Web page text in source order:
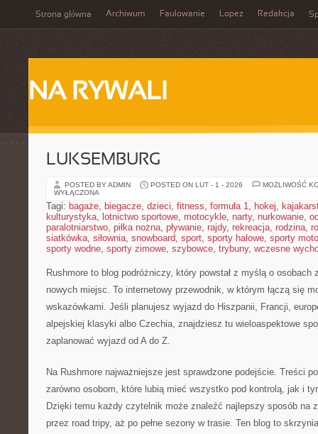
Strona główna Archiwum Faulowanie Lopez Redakcja
NA RYWALI
LUKSEMBURG
POSTED BY ADMIN POSTED ON LUT - 1 - 2026
MOŻLIWOŚĆ
WYŁĄCZONA
Tagi: bagaże, biegacze, dzieci, fitness, formuła 1, hokej,
kulturystyka, lotnictwo sportowe, motocykle, narty, nurkowanie,
paralotniarstwo, piłka nożna, pływanie, rajdy, rekreacja, rodzina,
siatkówka, siłownia, snowboard, sport, sporty halowe, sporty
sporty wodne, sporty zimowe, szybowce, trybuny, wczesne
Rushmore to blog podróżniczy, który powstał z myślą o osobach
nowych miejsc. To internetowy przewodnik, w którym łączą się
wskazówkami. Jeśli planujesz wyjazd do Hiszpanii, Francji,
alpejskiej klasyki albo Czechia, znajdziesz tu wieloaspektowe
zaplanować wyjazd od A do Z.
Na Rushmore najważniejsze jest sprawdzone podejście. Treści
zarówno osobom, które lubią mieć wszystko pod kontrolą, jak i
Dzięki temu każdy czytelnik może znaleźć najlepszy sposób na
przez road tripy, aż po pełne sezony w trasie. Ten blog to